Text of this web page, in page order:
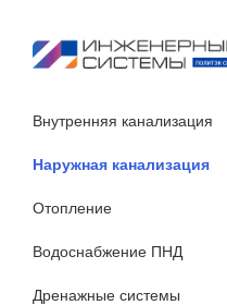
Внутренняя канализация
Наружная канализация
Отопление
Водоснабжение ПНД
Дренажные системы